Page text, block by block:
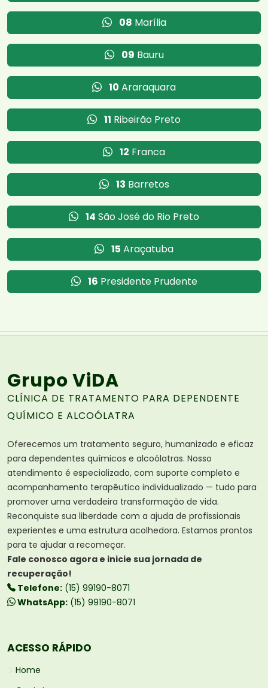
08 Marília
09 Bauru
10 Araraquara
11 Ribeirão Preto
12 Franca
13 Barretos
14 São José do Rio Preto
15 Araçatuba
16 Presidente Prudente
Grupo ViDA
CLÍNICA DE TRATAMENTO PARA DEPENDENTE
QUÍMICO E ALCOÓLATRA
Oferecemos um tratamento seguro, humanizado e eficaz
para dependentes químicos e alcoólatras. Nosso
atendimento é especializado, com suporte completo e
acompanhamento terapêutico individualizado — tudo para
promover uma verdadeira transformação de vida.
Reconquiste sua liberdade com a ajuda de profissionais
experientes e uma estrutura acolhedora. Estamos prontos
para te ajudar a recomeçar.
Fale conosco agora e inicie sua jornada de
recuperação!
Telefone: (15) 99190-8071
WhatsApp: (15) 99190-8071
ACESSO RÁPIDO
Home